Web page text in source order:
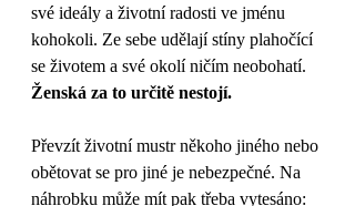
své ideály a životní radosti ve jménu
kohokoli. Ze sebe udělají stíny plahočící
se životem a své okolí ničím neobohatí.
Ženská za to určitě nestojí.
Převzít životní mustr někoho jiného nebo
obětovat se pro jiné je nebezpečné. Na
náhrobku může mít pak třeba vytesáno: